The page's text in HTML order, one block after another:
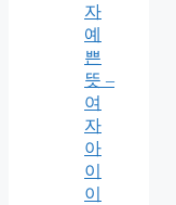
자
예
쁜
뜻 –
여
자
아
이
이